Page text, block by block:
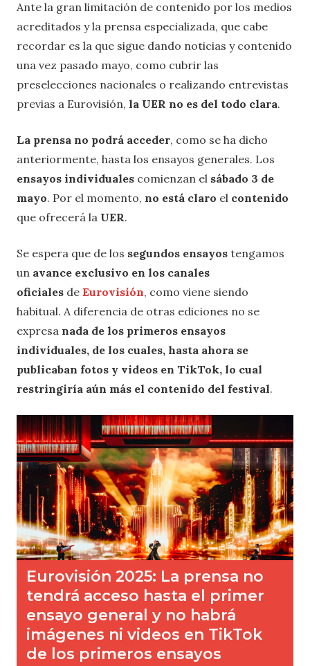
Ante la gran limitación de contenido por los medios
acreditados y la prensa especializada, que cabe
recordar es la que sigue dando noticias y contenido
una vez pasado mayo, como cubrir las
preselecciones nacionales o realizando entrevistas
previas a Eurovisión, la UER no es del todo clara.
La prensa no podrá acceder, como se ha dicho
anteriormente, hasta los ensayos generales. Los
ensayos individuales comienzan el sábado 3 de
mayo. Por el momento, no está claro el contenido
que ofrecerá la UER.
Se espera que de los segundos ensayos tengamos
un avance exclusivo en los canales
oficiales de Eurovisión, como viene siendo
habitual. A diferencia de otras ediciones no se
expresa nada de los primeros ensayos
individuales, de los cuales, hasta ahora se
publicaban fotos y videos en TikTok, lo cual
restringiría aún más el contenido del festival.